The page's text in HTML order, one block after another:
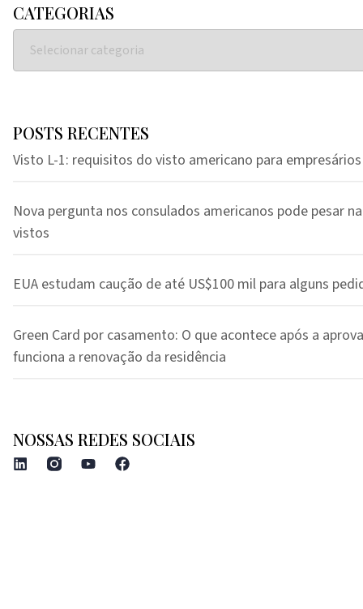
CATEGORIAS
POSTS RECENTES
Visto L-1: requisitos do visto americano para empresários
Nova pergunta nos consulados americanos pode pesar
vistos
EUA estudam caução de até US$100 mil para alguns
Green Card por casamento: O que acontece após a
funciona a renovação da residência
NOSSAS REDES SOCIAIS